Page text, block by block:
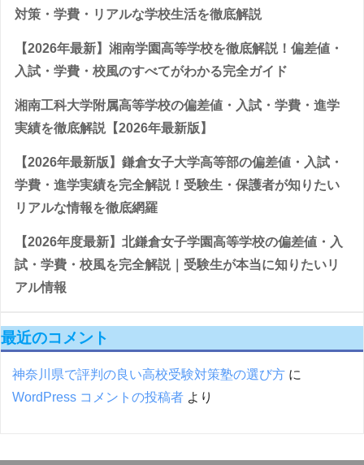
対策・学費・リアルな学校生活を徹底解説
【2026年最新】湘南学園高等学校を徹底解説！偏差値・
入試・学費・校風のすべてがわかる完全ガイド
湘南工科大学附属高等学校の偏差値・入試・学費・進学
実績を徹底解説【2026年最新版】
【2026年最新版】鎌倉女子大学高等部の偏差値・入試・
学費・進学実績を完全解説！受験生・保護者が知りたい
リアルな情報を徹底網羅
【2026年度最新】北鎌倉女子学園高等学校の偏差値・入
試・学費・校風を完全解説｜受験生が本当に知りたいリ
アル情報
最近のコメント
神奈川県で評判の良い高校受験対策塾の選び方 に
WordPress コメントの投稿者 より